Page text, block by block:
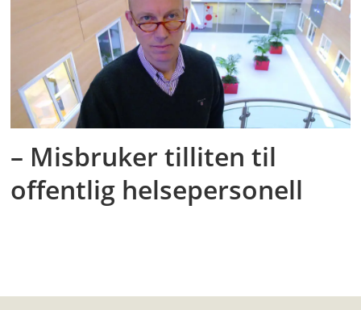
– Misbruker tilliten til
offentlig helsepersonell